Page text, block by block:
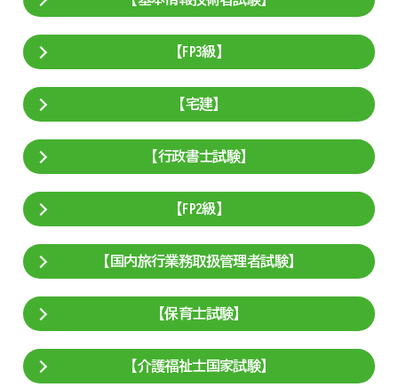
【FP3級】
【宅建】
【行政書士試験】
【FP2級】
【国内旅行業務取扱管理者試験】
【保育士試験】
【介護福祉士国家試験】